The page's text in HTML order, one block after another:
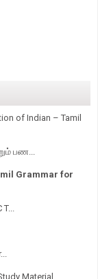
of Indian – Tamil
பண...
Grammar for
Material